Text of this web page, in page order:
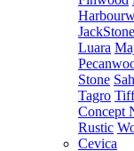
JackStone
Luara
Stone
Tagro
Concept
Rustic
Cevica